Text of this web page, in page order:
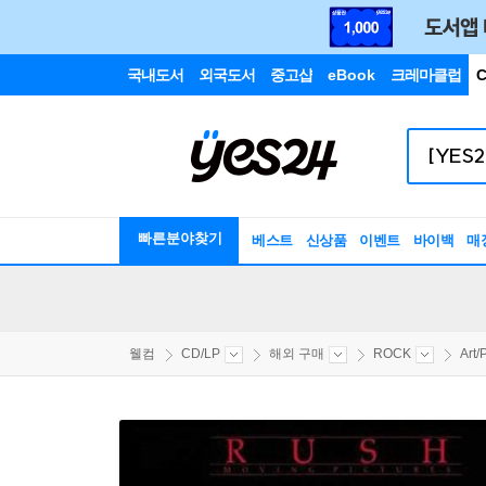
국내도서 외국도서 중고샵 eBook 크레마클럽
빠른분야찾기 베스트 신상품 이벤트 바이백 매
웰컴 CD/LP 해외 구매 ROCK Art/